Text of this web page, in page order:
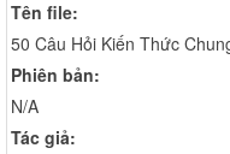
Tên file:
50 Câu Hỏi Kiến Thức
Phiên bản:
N/A
Tác giả: